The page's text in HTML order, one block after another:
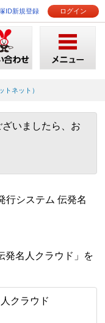
ID新規登録 ログイン
トネット）
いましたら、お
行システム 伝発名
発名人クラウド」を
クラウド